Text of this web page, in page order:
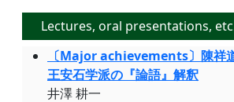
Lectures, oral presentations,
〔Major achievements〕陳祥
王安石学派の『論語』解釈
井澤 耕一